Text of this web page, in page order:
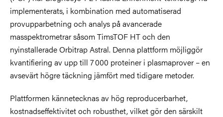
implementerats, i kombination med automatiserad
provupparbetning och analys på avancerade
masspektrometrar såsom TimsTOF HT och den
nyinstallerade Orbitrap Astral. Denna plattform möjliggör
kvantifiering av upp till 7 000 proteiner i plasmaprover – en
avsevärt högre täckning jämfört med tidigare metoder.
Plattformen kännetecknas av hög reproducerbarhet,
kostnadseffektivitet och robusthet, vilket gör den särskilt